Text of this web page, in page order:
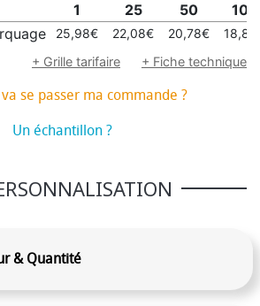
1 25 50
100
25,98€ 22,08€ 20,78€
+ Grille tarifaire
+ Fiche technique
se passer ma commande ?
Un échantillon ?
& Quantité